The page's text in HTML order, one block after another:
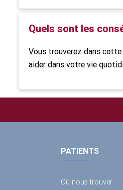
Quels sont les
Vous trouverez dans
aider dans votre vie
PATIENTS
Où nous trouver